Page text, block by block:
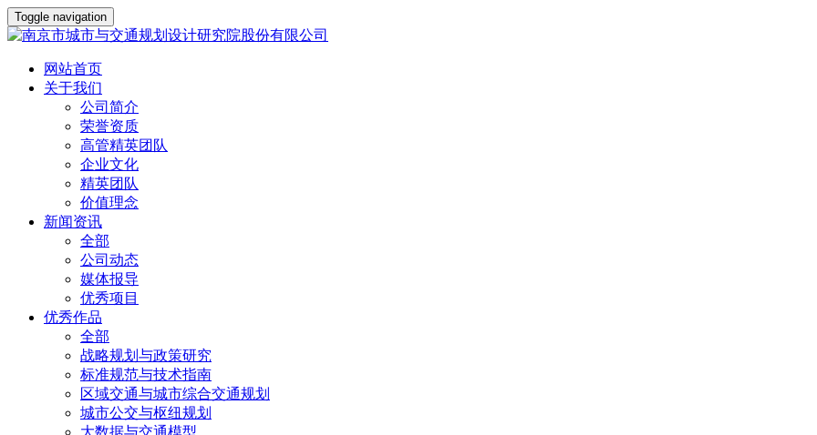
Toggle navigation
网站首页
关于我们
公司简介
荣誉资质
高管精英团队
企业文化
精英团队
价值理念
新闻资讯
全部
公司动态
媒体报导
优秀项目
优秀作品
全部
战略规划与政策研究
标准规范与技术指南
区域交通与城市综合交通规划
城市公交与枢纽规划
大数据与交通模型